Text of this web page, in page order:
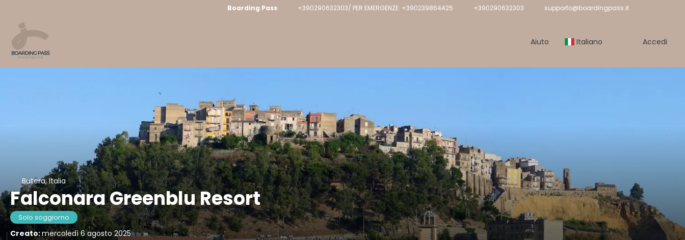
Boarding Pass +390290632303/ PER EMERGENZE: +390239864425 +390290632303 supporto@boardingpass.it
Aiuto Italiano Accedi
Butera, Italia
Falconara Greenblu Resort
Solo soggiorno
Creato:mercoledì 6 agosto 2025